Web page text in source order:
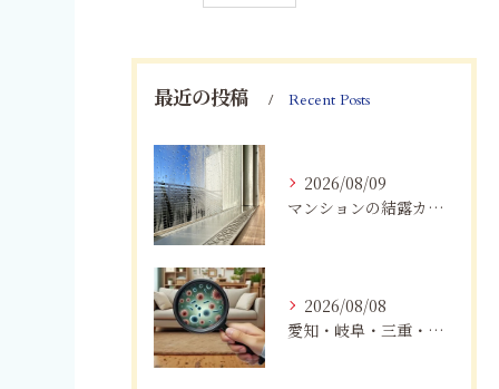
最近の投稿 Recent Posts
2026/08/09
マンションの結露カビを根絶！断熱改修と防カビリフォーム
2026/08/08
愛知・岐阜・三重・静岡で真菌（カビ）による健康被害にお悩みの方へ｜室内環境改善とMIST工法®による専門対策